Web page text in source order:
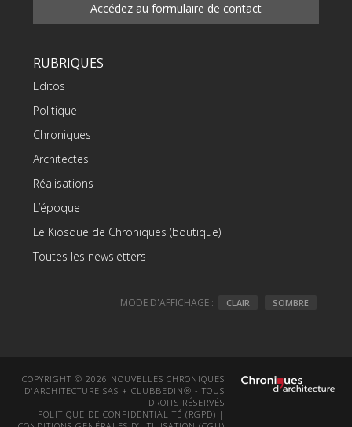
Accédez au formulaire de contact
RUBRIQUES
Editos
Politique
Chroniques
Architectes
Réalisations
L’époque
Le Kiosque de Chroniques (boutique)
Toutes les newsletters
MODE D'AFFICHAGE : CLAIR SOMBRE
COPYRIGHT © 2026 NOUVELLES CHRONIQUES
D'ARCHITECTURE SAS + CLUBBEDIN® - TOUS
DROITS RÉSERVÉS
POLITIQUE DE CONFIDENTIALITÉ (RGPD) |